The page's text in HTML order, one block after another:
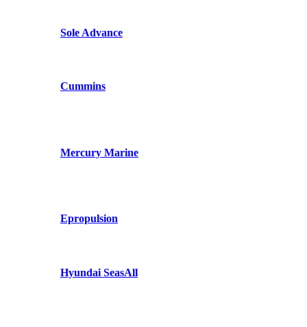
Sole Advance
Cummins
Mercury Marine
Epropulsion
Hyundai SeasAll